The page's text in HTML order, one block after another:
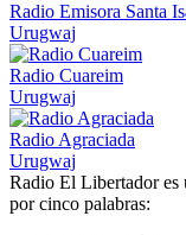
Radio Emisora Santa
Urugwaj
Radio Cuareim
Urugwaj
Radio Agraciada
Urugwaj
Radio El Libertador es
por cinco palabras: